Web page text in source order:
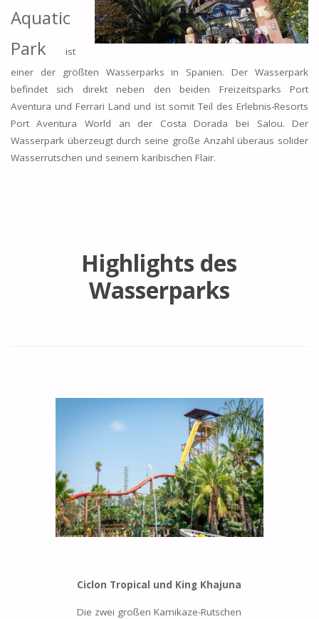
Aquatic
Parkist
einer der größten Wasserparks in Spanien. Der Wasserpark
befindet sich direkt neben den beiden Freizeitsparks Port
Aventura und Ferrari Land und ist somit Teil des Erlebnis-Resorts
Port Aventura World an der Costa Dorada bei Salou. Der
Wasserpark überzeugt durch seine große Anzahl überaus solider
Wasserrutschen und seinem karibischen Flair.
Highlights des
Wasserparks
Ciclon Tropical und King Khajuna
Die zwei großen Kamikaze-Rutschen